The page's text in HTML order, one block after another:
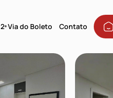
2ª Via do Boleto Contato